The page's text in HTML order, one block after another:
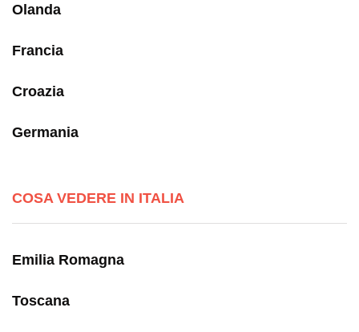
Olanda
Francia
Croazia
Germania
COSA VEDERE IN ITALIA
Emilia Romagna
Toscana